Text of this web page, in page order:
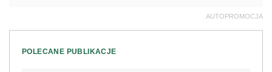
AUTOPROMOCJA
POLECANE PUBLIKACJE